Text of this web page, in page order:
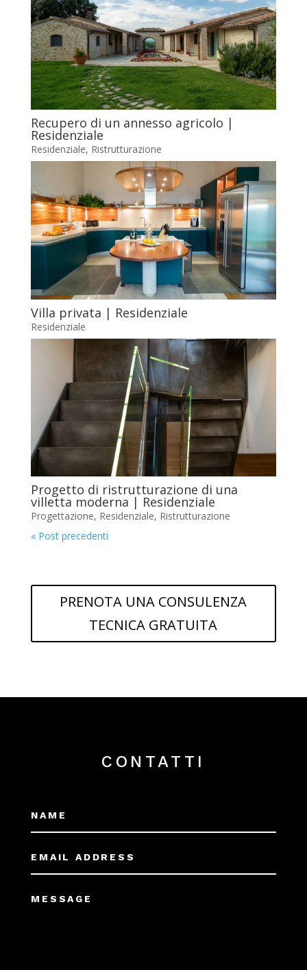
Recupero di un annesso agricolo |
Residenziale
Residenziale, Ristrutturazione
Villa privata | Residenziale
Residenziale
Progetto di ristrutturazione di una
villetta moderna | Residenziale
Progettazione, Residenziale, Ristrutturazione
« Post precedenti
PRENOTA UNA CONSULENZA
TECNICA GRATUITA
CONTATTI